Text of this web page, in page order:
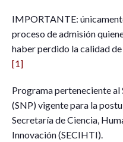
IMPORTANTE:
proceso de admisión
haber perdido la calidad de
[1]
Programa perteneciente
(SNP) vigente para la
Secretaría de Ciencia,
Innovación (SECIHTI).